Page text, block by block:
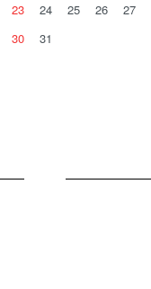
23
24 25 26 27
30
31